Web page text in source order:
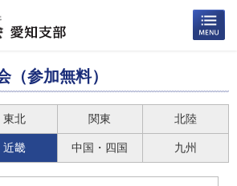
（参加無料）
東北 関東 北陸
近畿 中国・四国 九州